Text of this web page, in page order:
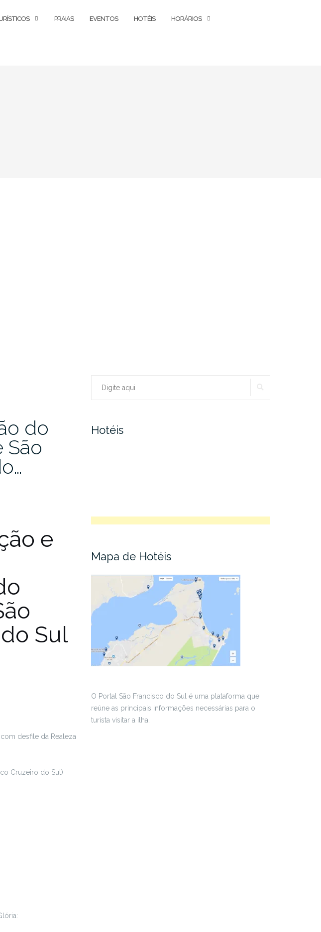
PRAIAS EVENTOS HOTÉIS HORÁRIOS
do
São
e
Sul
desfile da Realeza
Cruzeiro do Sul)
Procurar:
Hotéis
Mapa de Hotéis
O Portal São Francisco do Sul é uma plataforma que
reúne as principais informações necessárias para o
turista visitar a ilha.